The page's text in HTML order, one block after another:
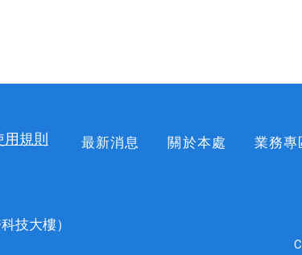
用規則
技大樓）
最新消息 關於本處 業務專